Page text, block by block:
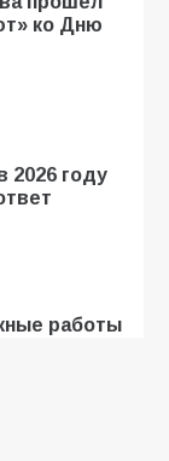
ко Дню
2026 году
работы